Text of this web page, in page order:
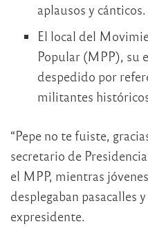
aplausos y cánticos.
El local del
Popular (MPP), su
despedido por
militantes
“Pepe no te fuiste,
secretario de Presidencia
el MPP, mientras
desplegaban pasacalles
expresidente.